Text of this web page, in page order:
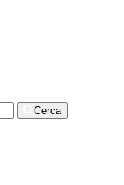
Cerca